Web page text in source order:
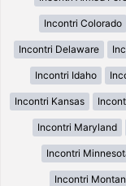
Incontri Colorado
Incontri Delaware
Incontri Idaho
Incontri Kansas
Incontri Maryland
Incontri
Incontri